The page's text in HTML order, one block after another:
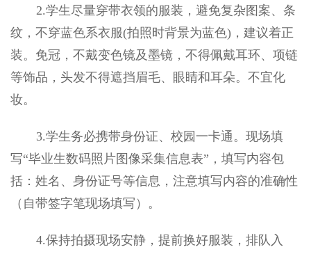
2.学生尽量穿带衣领的服装，避免复杂图案、条
纹，不穿蓝色系衣服(拍照时背景为蓝色)，建议着正
装。免冠，不戴变色镜及墨镜，不得佩戴耳环、项链
等饰品，头发不得遮挡眉毛、眼睛和耳朵。不宜化
妆。
3.学生务必携带身份证、校园一卡通。现场填
写“毕业生数码照片图像采集信息表”，填写内容包
括：姓名、身份证号等信息，注意填写内容的准确性
（自带签字笔现场填写）。
4.保持拍摄现场安静，提前换好服装，排队入